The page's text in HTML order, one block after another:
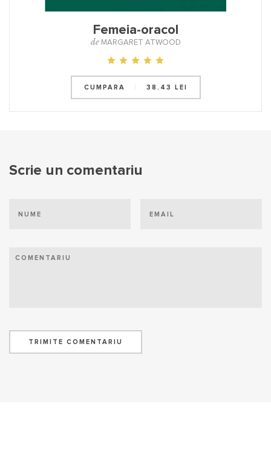
Femeia-oracol
de MARGARET ATWOOD
CUMPARA 38.43 LEI
Scrie un comentariu